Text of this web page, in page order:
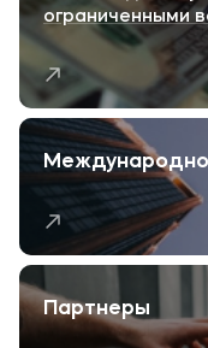
ограниченными
Партнеры